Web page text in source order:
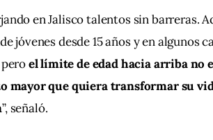
en Jalisco talentos sin barreras.
jóvenes desde 15 años y en algunos
el límite de edad hacia arriba no
mayor que quiera transformar su
”, señaló.